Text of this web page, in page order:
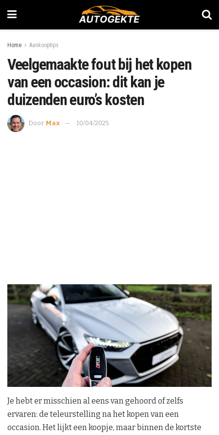
Home Aankooptips
Veelgemaakte fout bij het kopen
van een occasion: dit kan je
duizenden euro’s kosten
Door Max 10/04/2025
Je hebt er misschien al eens van gehoord of zelfs
ervaren: de teleurstelling na het kopen van een
occasion. Het lijkt een koopje, maar binnen de kortste